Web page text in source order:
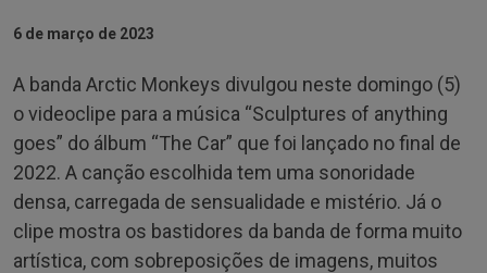
6 de março de 2023
A banda Arctic Monkeys divulgou neste domingo (5)
o videoclipe para a música “Sculptures of anything
goes” do álbum “The Car” que foi lançado no final de
2022. A canção escolhida tem uma sonoridade
densa, carregada de sensualidade e mistério. Já o
clipe mostra os bastidores da banda de forma muito
artística, com sobreposições de imagens, muitos